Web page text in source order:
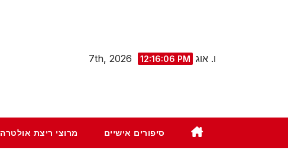
ו. אוג 7th, 2026 12:16:07 PM
סיפורים אישיים מרוצי ריצת אולטרה